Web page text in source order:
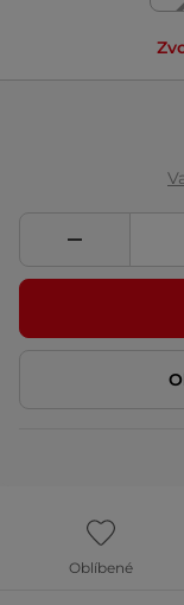
Oblíbené